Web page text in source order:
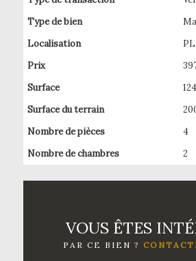
Type de bien
Localisation
Prix
Surface
Surface du terrain
Nombre de pièces
4
Nombre de chambres
2
VOUS ÊTES
PAR CE BIEN ?